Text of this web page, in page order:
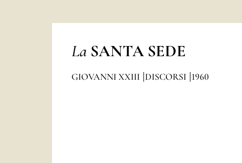
La SANTA SEDE
GIOVANNI XXIII DISCORSI 1960